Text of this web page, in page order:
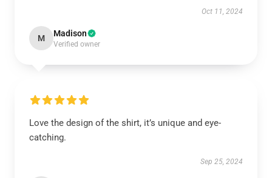
Oct 11, 2024
M Madison
Verified owner
Love the design of the shirt, it’s unique and eye-
catching.
Sep 25, 2024